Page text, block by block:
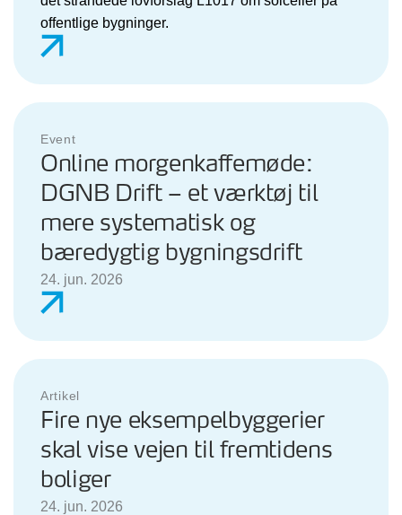
offentlige bygninger.
Event
Online morgenkaffemøde:
DGNB Drift – et værktøj til
mere systematisk og
bæredygtig bygningsdrift
24. jun. 2026
Artikel
Fire nye eksempelbyggerier
skal vise vejen til fremtidens
boliger
24. jun. 2026